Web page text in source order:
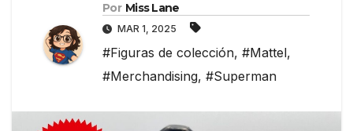
Por Miss Lane
MAR 1, 2025
#Figuras de colección, #Mattel,
#Merchandising, #Superman